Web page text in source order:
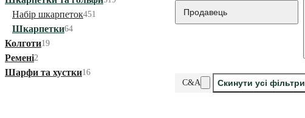
Набір шкарпеток451
Шкарпетки64
Колготи19
Ремені2
Шарфи та хустки16
Продавець
C&A Скинути усі фільтри